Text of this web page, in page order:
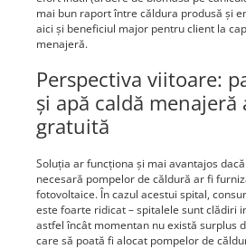
mai bun raport între căldura produsă și
aici și beneficiul major pentru client la
menajeră.
Perspectiva viitoare:
și apă caldă menajeră
gratuită
Soluția ar funcționa și mai avantajos
necesară pompelor de căldură ar fi
fotovoltaice. În cazul acestui spital,
este foarte ridicat – spitalele sunt clădiri
astfel încât momentan nu există surplus
care să poată fi alocat pompelor de